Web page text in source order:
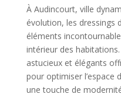
À Audincourt, ville
évolution, les dressings
éléments
intérieur des
astucieux et élégants
pour optimiser l’espace
une touche de